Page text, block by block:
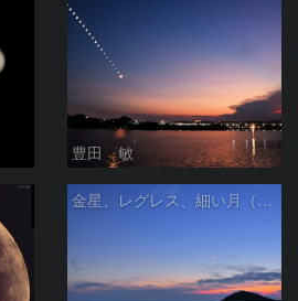
豊田 敏
金星、レグレス、細い月（７月１６日）